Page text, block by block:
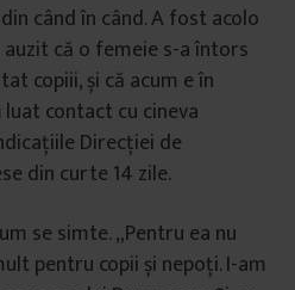
când în când. A fost acolo
că o femeie s-a întors
copiii, și că acum e în
contact cu cineva
Direcției de
din curte 14 zile.
se simte. „Pentru ea nu
pentru copii și nepoți. I-am